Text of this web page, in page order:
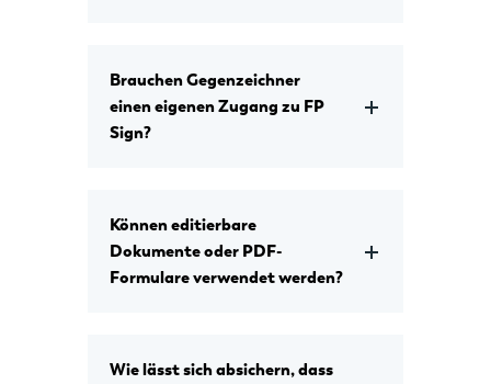
Brauchen Gegenzeichner
einen eigenen Zugang zu FP
Sign?
Können editierbare
Dokumente oder PDF-
Formulare verwendet werden?
Wie lässt sich absichern, dass